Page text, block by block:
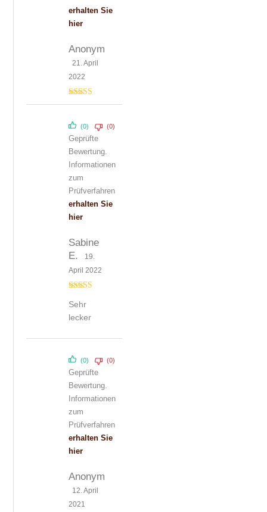
Bewertet mit
Anonym
21. April
2022
erhalten Sie
hier
5von 5
Sabine
E.
19.
April 2022
Sehr
lecker
(0) (0)
Geprüfte
Bewertung.
Informationen
zum
Prüfverfahren
erhalten Sie
hier
Anonym
12. April
2021
(0) (0)
Geprüfte
Bewertung.
Informationen
zum
Prüfverfahren
erhalten Sie
hier